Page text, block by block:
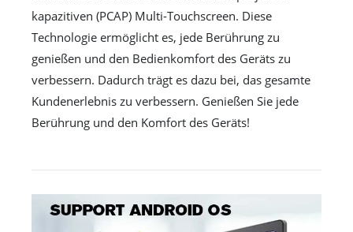
kapazitiven (PCAP) Multi-Touchscreen. Diese
Technologie ermöglicht es, jede Berührung zu
genießen und den Bedienkomfort des Geräts zu
verbessern. Dadurch trägt es dazu bei, das gesamte
Kundenerlebnis zu verbessern. Genießen Sie jede
Berührung und den Komfort des Geräts!